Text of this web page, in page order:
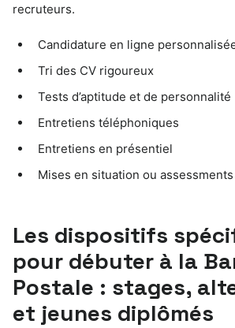
recruteurs.
Candidature en ligne
Tri des CV rigoureux
Tests d’aptitude et de personnalité
Entretiens téléphoniques
Entretiens en présentiel
Mises en situation ou assessments
Les dispositifs
pour débuter à la
Postale : stages,
et jeunes diplômés